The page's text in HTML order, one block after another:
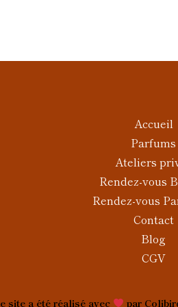
Accueil
Parfums
Ateliers
Rendez-vous
Rendez-vous
Contact
Blog
CGV
site a été réalisé avec par